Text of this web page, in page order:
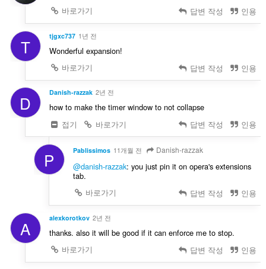
바로가기
답변 작성 인용
T tjgxc737 1년 전
Wonderful expansion!
바로가기
답변 작성 인용
D Danish-razzak 2년 전
how to make the timer window to not collapse
접기
바로가기 답변 작성 인용
P Pablissimos 11개월 전 Danish-razzak
@danish-razzak: you just pin it on opera's extensions
tab.
바로가기
답변 작성 인용
A alexkorotkov 2년 전
thanks. also it will be good if it can enforce me to stop.
바로가기
답변 작성 인용